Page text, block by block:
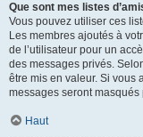
Que sont mes listes
Vous pouvez utiliser ces
Les membres ajoutés à
de l’utilisateur pour un
des messages privés.
être mis en valeur. Si vous
messages seront masqués
Haut